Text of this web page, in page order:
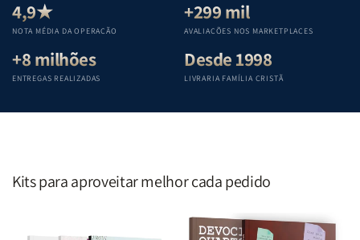
Teológica
Penkal
Penkal
Teológica
Penkal
4,9★
NOTA MÉDIA DA OPERAÇÃO
+299 mil
AVALIAÇÕES NOS MARKETPLACES
+8 milhões
ENTREGAS REALIZADAS
Desde 1998
LIVRARIA FAMÍLIA CRISTÃ
Kits para aproveitar melhor cada pedido